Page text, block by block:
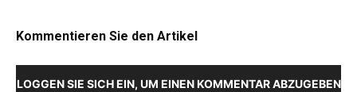
Kommentieren Sie den Artikel
LOGGEN SIE SICH EIN, UM EINEN KOMMENTAR ABZUGEBEN